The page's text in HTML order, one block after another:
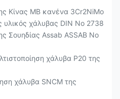
Κίνας ΜΒ κανένα 3Cr2NiMo
υλικός χάλυβας DIN Νο 2738
Σουηδίας Assab ASSAB Νο
χάλυβα P20 της
χάλυβα SNCM της